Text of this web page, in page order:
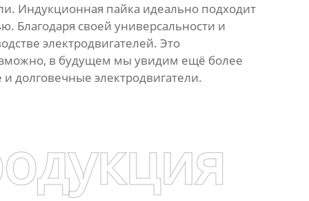
Индукционная пайка идеально подходит
Благодаря своей универсальности и
электродвигателей. Это
в будущем мы увидим ещё более
долговечные электродвигатели.